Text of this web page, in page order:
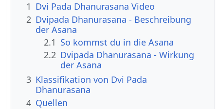
1 Dvi Pada Dhanurasana Video
2 Dvipada Dhanurasana - Beschreibung
der Asana
2.1 So kommst du in die Asana
2.2 Dvipada Dhanurasana - Wirkung
der Asana
3 Klassifikation von Dvi Pada
Dhanurasana
4 Quellen